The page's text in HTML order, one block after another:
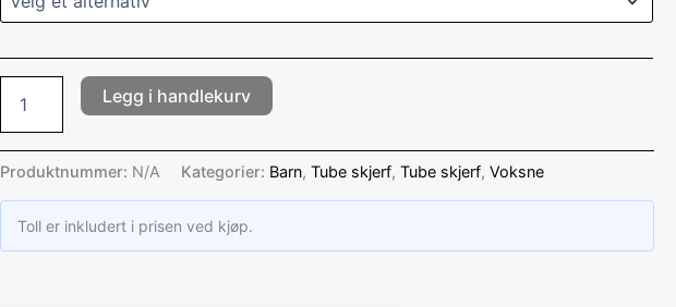
Legg i handlekurv
Produktnummer: N/A Kategorier: Barn,Tube skjerf,Tube skjerf,Voksne
Toll er inkludert i prisen ved kjøp.